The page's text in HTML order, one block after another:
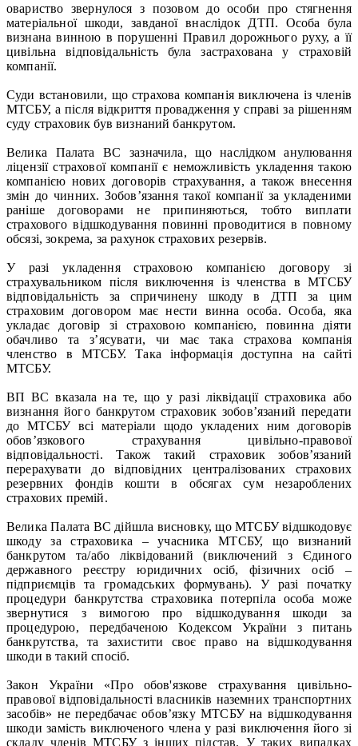
овариство звернулося з позовом до особи про стягнення
матеріальної шкоди, завданої внаслідок ДТП. Особа була
визнана винною в порушенні Правил дорожнього руху, а її
цивільна відповідальність була застрахована у страховій
компанії.
Суди встановили, що страхова компанія виключена із членів
МТСБУ, а після відкриття провадження у справі за рішенням
суду страховик був визнаний банкрутом.
Велика Палата ВС зазначила, що наслідком анулювання
ліцензії страхової компанії є неможливість укладення такою
компанією нових договорів страхування, а також внесення
змін до чинних. Зобов’язання такої компанії за укладеними
раніше договорами не припиняються, тобто виплати
страхового відшкодування повинні проводитися в повному
обсязі, зокрема, за рахунок страхових резервів.
У разі укладення страховою компанією договору зі
страхувальником після виключення із членства в МТСБУ
відповідальність за спричинену шкоду в ДТП за цим
страховим договором має нести винна особа. Особа, яка
укладає договір зі страховою компанією, повинна діяти
обачливо та з’ясувати, чи має така страхова компанія
членство в МТСБУ. Така інформація доступна на сайті
МТСБУ.
ВП ВС вказала на те, що у разі ліквідації страховика або
визнання його банкрутом страховик зобов’язаний передати
до МТСБУ всі матеріали щодо укладених ним договорів
обов’язкового страхування цивільно-правової
відповідальності. Також такий страховик зобов’язаний
перерахувати до відповідних централізованих страхових
резервних фондів кошти в обсягах сум незароблених
страхових премій.
Велика Палата ВС дійшла висновку, що МТСБУ відшкодовує
шкоду за страховика – учасника МТСБУ, що визнаний
банкрутом та/або ліквідований (виключений з Єдиного
державного реєстру юридичних осіб, фізичних осіб –
підприємців та громадських формувань). У разі початку
процедури банкрутства страховика потерпіла особа може
звернутися з вимогою про відшкодування шкоди за
процедурою, передбаченою Кодексом України з питань
банкрутства, та захистити своє право на відшкодування
шкоди в такий спосіб.
Закон України «Про обов'язкове страхування цивільно-
правової відповідальності власників наземних транспортних
засобів» не передбачає обов’язку МТСБУ на відшкодування
шкоди замість виключеного члена у разі виключення його зі
складу членів МТСБУ з інших підстав. У таких випадках